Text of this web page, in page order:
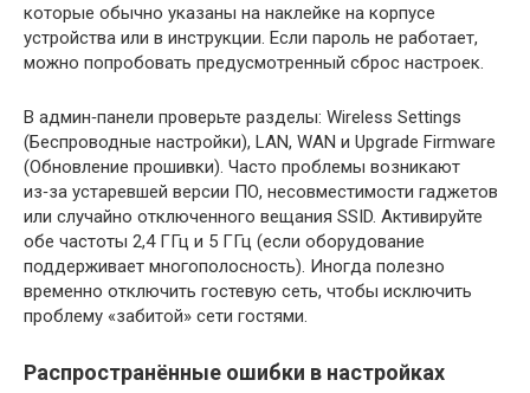
которые обычно указаны на наклейке на корпусе
устройства или в инструкции. Если пароль не работает,
можно попробовать предусмотренный сброс настроек.
В админ‑панели проверьте разделы: Wireless Settings
(Беспроводные настройки), LAN, WAN и Upgrade Firmware
(Обновление прошивки). Часто проблемы возникают
из‑за устаревшей версии ПО, несовместимости гаджетов
или случайно отключенного вещания SSID. Активируйте
обе частоты 2,4 ГГц и 5 ГГц (если оборудование
поддерживает многополосность). Иногда полезно
временно отключить гостевую сеть, чтобы исключить
проблему «забитой» сети гостями.
Распространённые ошибки в настройках